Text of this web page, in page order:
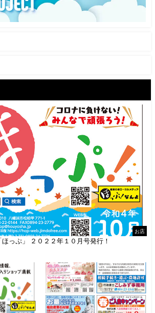
お店
っぷ」 ２０２２年１０月号発行！